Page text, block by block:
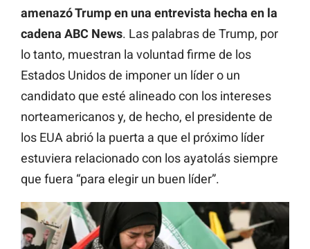
amenazó Trump en una entrevista hecha en la
cadena ABC News. Las palabras de Trump, por
lo tanto, muestran la voluntad firme de los
Estados Unidos de imponer un líder o un
candidato que esté alineado con los intereses
norteamericanos y, de hecho, el presidente de
los EUA abrió la puerta a que el próximo líder
estuviera relacionado con los ayatolás siempre
que fuera “para elegir un buen líder”.